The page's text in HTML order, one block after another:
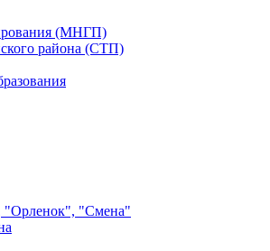
(МНГП)
района (СТП)
"Орленок", "Смена"